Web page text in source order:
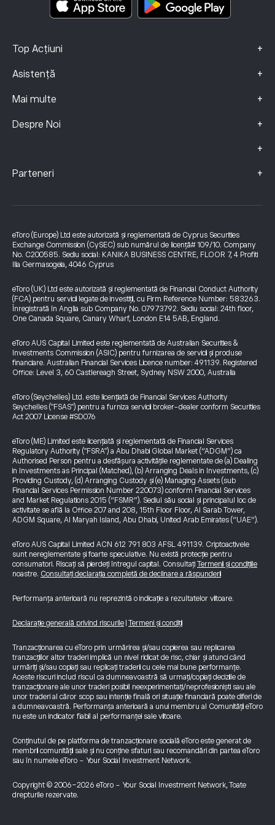
Top Acțiuni +
Asistență +
Mai multe +
Despre Noi +
+
Parteneri +
eToro (Europe) Ltd este autorizată și reglementată de Cyprus Securities
Exchange Commission (CySEC) sub numărul de licență# 109/10. Company
No. C200585. Sediu social: KANIKA BUSINESS CENTRE, FLOOR 7, 4 Profiti
Ilia Germasogeia, 4046 Cyprus
eToro (UK) Ltd este autorizată și reglementată de Financial Conduct Authority
(FCA) pentru servicii legate de investiții, cu Firm Reference Number: 583263.
Înregistrată în Anglia sub Company No. 07973792. Sediu social: 24th floor,
One Canada Square, Canary Wharf, London E14 5AB, England.
eToro AUS Capital Limited este reglementată de Australian Securities &
Investments Commission (ASIC) pentru furnizarea de servicii și produse
financiare. Australian Financial Services Licence number: 491139. Registered
Office: Level 3, 60 Castlereagh Street, Sydney NSW 2000, Australia
eToro (Seychelles) Ltd. este licențiată de Financial Services Authority
Seychelles ("FSAS") pentru a furniza servicii broker-dealer conform Securities
Act 2007 License #SD076
eToro (ME) Limited este licențiată și reglementată de Financial Services
Regulatory Authority ("FSRA") a Abu Dhabi Global Market (“ADGM”) ca
Authorised Person pentru a desfășura activitățile reglementate de (a) Dealing
in Investments as Principal (Matched), (b) Arranging Deals in Investments, (c)
Providing Custody, (d) Arranging Custody și (e) Managing Assets (sub
Financial Services Permission Number 220073) conform Financial Services
and Market Regulations 2015 (“FSMR”). Sediul său social și principalul loc de
activitate se află la Office 207 and 208, 15th Floor Floor, Al Sarab Tower,
ADGM Square, Al Maryah Island, Abu Dhabi, United Arab Emirates (“UAE”).
eToro AUS Capital Limited ACN 612 791 803 AFSL 491139. Criptoactivele
sunt nereglementate și foarte speculative. Nu există protecție pentru
consumatori. Riscați să pierdeți întregul capital. Consultați Termenii și condițiile
noastre. Consultați declarația completă de declinare a răspunderii
Performanța anterioară nu reprezintă o indicație a rezultatelor viitoare.
Declarație generală privind riscurile Termeni și condiții
Tranzacționarea cu eToro prin urmărirea și/sau copierea sau replicarea
tranzacțiilor altor traderi implică un nivel ridicat de risc, chiar și atunci când
urmăriți și/sau copiați sau replicați traderii cu cele mai bune performanțe.
Aceste riscuri includ riscul ca dumneavoastră să urmați/copiați deciziile de
tranzacționare ale unor traderi posibil neexperimentați/neprofesioniști sau ale
unor traderi al căror scop sau intenție finală ori situație financiară poate diferi de
a dumneavoastră. Performanța anterioară a unui membru al Comunității eToro
nu este un indicator fiabil al performanței sale viitoare.
Conținutul de pe platforma de tranzacționare socială eToro este generat de
membrii comunității sale și nu conține sfaturi sau recomandări din partea eToro
sau în numele eToro - Your Social Investment Network.
Copyright © 2006-2026 eToro - Your Social Investment Network, Toate
drepturile rezervate.